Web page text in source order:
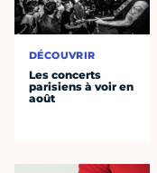
DÉCOUVRIR
Les concerts
parisiens à voir en
août